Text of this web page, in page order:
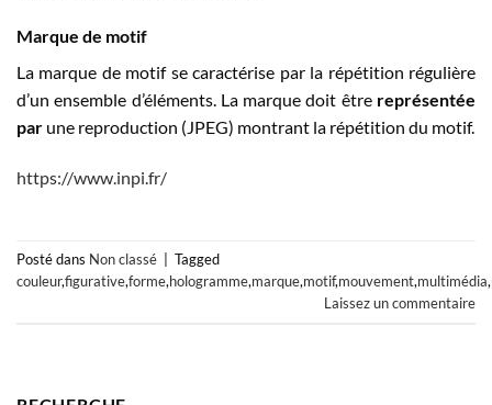
Marque de motif
La marque de motif se caractérise par la répétition régulière
d’un ensemble d’éléments. La marque doit être représentée
par une reproduction (JPEG) montrant la répétition du motif.
https://www.inpi.fr/
Posté dans Non classé
Tagged
couleur,figurative,forme,hologramme,marque,motif,mouvement,multimédia,
Laissez un commentaire